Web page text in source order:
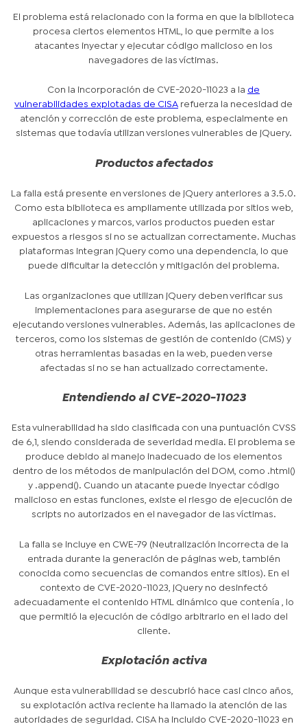
El problema está relacionado con la forma en que la biblioteca
procesa ciertos elementos HTML, lo que permite a los
atacantes inyectar y ejecutar código malicioso en los
navegadores de las víctimas.
Con la incorporación de CVE-2020-11023 a la de
vulnerabilidades explotadas de CISA refuerza la necesidad de
atención y corrección de este problema, especialmente en
sistemas que todavía utilizan versiones vulnerables de jQuery.
Productos afectados
La falla está presente en versiones de jQuery anteriores a 3.5.0.
Como esta biblioteca es ampliamente utilizada por sitios web,
aplicaciones y marcos, varios productos pueden estar
expuestos a riesgos si no se actualizan correctamente. Muchas
plataformas integran jQuery como una dependencia, lo que
puede dificultar la detección y mitigación del problema.
Las organizaciones que utilizan jQuery deben verificar sus
implementaciones para asegurarse de que no estén
ejecutando versiones vulnerables. Además, las aplicaciones de
terceros, como los sistemas de gestión de contenido (CMS) y
otras herramientas basadas en la web, pueden verse
afectadas si no se han actualizado correctamente.
Entendiendo al CVE-2020-11023
Esta vulnerabilidad ha sido clasificada con una puntuación CVSS
de 6,1, siendo considerada de severidad media. El problema se
produce debido al manejo inadecuado de los elementos
dentro de los métodos de manipulación del DOM, como .html()
y .append(). Cuando un atacante puede inyectar código
malicioso en estas funciones, existe el riesgo de ejecución de
scripts no autorizados en el navegador de las víctimas.
La falla se incluye en CWE-79 (Neutralización incorrecta de la
entrada durante la generación de páginas web, también
conocida como secuencias de comandos entre sitios). En el
contexto de CVE-2020-11023, jQuery no desinfectó
adecuadamente el contenido HTML dinámico que contenía , lo
que permitió la ejecución de código arbitrario en el lado del
cliente.
Explotación activa
Aunque esta vulnerabilidad se descubrió hace casi cinco años,
su explotación activa reciente ha llamado la atención de las
autoridades de seguridad. CISA ha incluido CVE-2020-11023 en